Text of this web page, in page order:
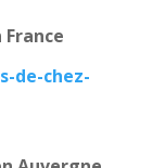
de-chez-